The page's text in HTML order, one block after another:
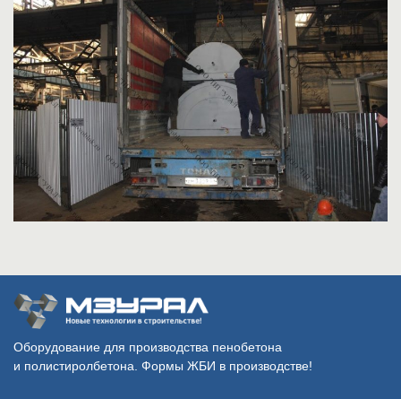
Оборудование для производства пенобетона
и полистиролбетона. Формы ЖБИ в производстве!